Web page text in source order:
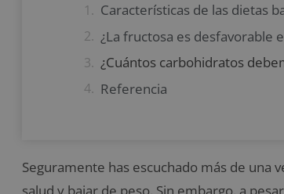
Características de las dietas
¿La fructosa es desfavorable
¿Cuántos carbohidratos
Referencia
Seguramente has escuchado más de una